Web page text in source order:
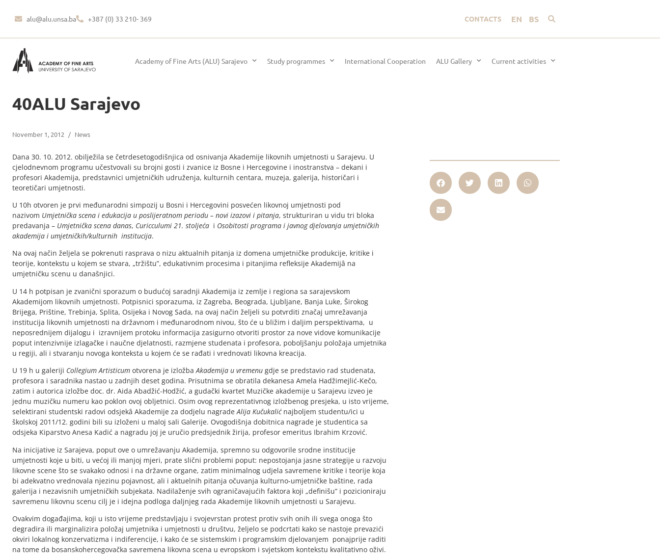
alu@alu.unsa.ba +387 (0) 33 210- 369 CONTACTS EN BS
Academy of Fine Arts (ALU) Sarajevo Study programmes International Cooperation ALU Gallery Current activities
40ALU Sarajevo
November 1, 2012 / News
Dana 30. 10. 2012. obilježila se četrdesetogodišnjica od osnivanja Akademije likovnih umjetnosti u Sarajevu. U
cjelodnevnom programu učestvovali su brojni gosti i zvanice iz Bosne i Hercegovine i inostranstva – dekani i
profesori Akademija, predstavnici umjetničkih udruženja, kulturnih centara, muzeja, galerija, historičari i
teoretičari umjetnosti.
U 10h otvoren je prvi međunarodni simpozij u Bosni i Hercegovini posvećen likovnoj umjetnosti pod
nazivom Umjetnička scena i edukacija u poslijeratnom periodu – novi izazovi i pitanja, strukturiran u vidu tri bloka
predavanja – Umjetnička scena danas, Curicculumi 21. stoljeća i Osobitosti programa i javnog djelovanja umjetničkih
akademija i umjetničkih/kulturnih institucija.
Na ovaj način željela se pokrenuti rasprava o nizu aktualnih pitanja iz domena umjetničke produkcije, kritike i
teorije, kontekstu u kojem se stvara, „tržištu”, edukativnim procesima i pitanjima refleksije Akademijâ na
umjetničku scenu u današnjici.
U 14 h potpisan je zvanični sporazum o budućoj saradnji Akademija iz zemlje i regiona sa sarajevskom
Akademijom likovnih umjetnosti. Potpisnici sporazuma, iz Zagreba, Beograda, Ljubljane, Banja Luke, Širokog
Brijega, Prištine, Trebinja, Splita, Osijeka i Novog Sada, na ovaj način željeli su potvrditi značaj umrežavanja
institucija likovnih umjetnosti na državnom i međunarodnom nivou, što će u bližim i daljim perspektivama, u
neposrednijem dijalogu i izravnijem protoku informacija zasigurno otvoriti prostor za nove vidove komunikacije
poput intenzivnije izlagačke i naučne djelatnosti, razmjene studenata i profesora, poboljšanju položaja umjetnika
u regiji, ali i stvaranju novoga konteksta u kojem će se rađati i vrednovati likovna kreacija.
U 19 h u galeriji Collegium Artisticum otvorena je izložbaAkademija u vremenu gdje se predstavio rad studenata,
profesora i saradnika nastao u zadnjih deset godina. Prisutnima se obratila dekanesa Amela Hadžimejlić-Kečo,
zatim i autorica izložbe doc. dr. Aida Abadžić-Hodžić, a gudački kvartet Muzičke akademije u Sarajevu izveo je
jednu muzičku numeru kao poklon ovoj obljetnici. Osim ovog reprezentativnog izložbenog presjeka, u isto vrijeme,
selektirani studentski radovi odsjekâ Akademije za dodjelu nagradeAlija Kučukalićnajboljem studentu/ici u
školskoj 2011/12. godini bili su izloženi u maloj sali Galerije. Ovogodišnja dobitnica nagrade je studentica sa
odsjeka Kiparstvo Anesa Kadić a nagradu joj je uručio predsjednik žirija, profesor emeritus Ibrahim Krzović.
Na inicijative iz Sarajeva, poput ove o umrežavanju Akademija, spremno su odgovorile srodne institucije
umjetnosti koje u biti, u većoj ili manjoj mjeri, prate slični problemi poput: nepostojanja jasne strategije u razvoju
likovne scene što se svakako odnosi i na državne organe, zatim minimalnog udjela savremene kritike i teorije koja
bi adekvatno vrednovala njezinu pojavnost, ali i aktuelnih pitanja očuvanja kulturno-umjetničke baštine, rada
galerija i nezavisnih umjetničkih subjekata. Nadilaženje svih ograničavajućih faktora koji „definišu” i pozicioniraju
savremenu likovnu scenu cilj je i idejna podloga daljnjeg rada Akademije likovnih umjetnosti u Sarajevu.
Ovakvim događajima, koji u isto vrijeme predstavljaju i svojevrstan protest protiv svih onih ili svega onoga što
degradira ili marginalizira položaj umjetnika i umjetnosti u društvu, željelo se podcrtati kako se nastoje prevazići
okviri lokalnog konzervatizma i indiferencije, i kako će se sistemskim i programskim djelovanjem ponajprije raditi
na tome da bosanskohercegovačka savremena likovna scena u evropskom i svjetskom kontekstu kvalitativno oživi.